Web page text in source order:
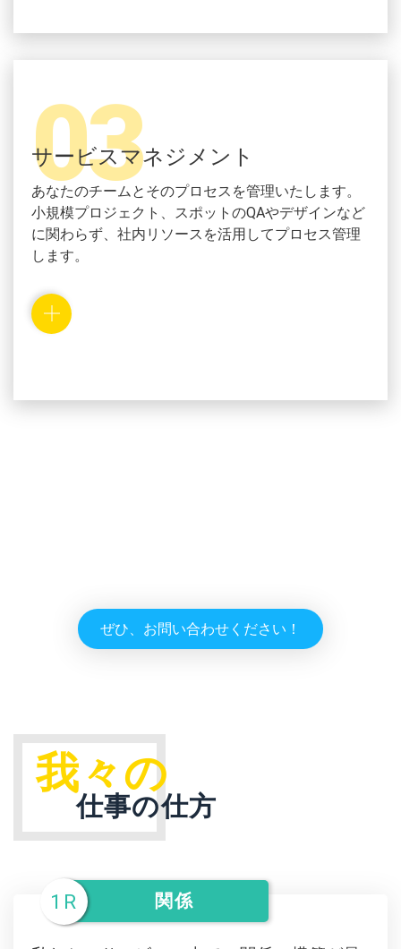
03
サービスマネジメント
あなたのチームとそのプロセスを管理いたします。
小規模プロジェクト、スポットのQAやデザインなど
に関わらず、社内リソースを活用してプロセス管理
します。
地域の一流の技術者達を雇用し、一緒に作り上げる
開発計画に基づいて、社内の専門知識を駆使しなが
ら、リモートチームを管理します。そして柔軟な、
保証します。
ぜひ、お問い合わせください！
我々の
仕事の仕方
1R 関係